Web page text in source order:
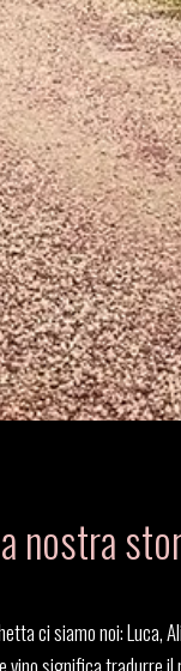
nostra
ci siamo noi: Luca,